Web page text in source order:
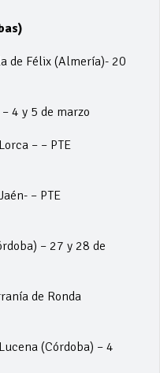
de Félix (Almería)- 20
4 y 5 de marzo
– – PTE
– PTE
– 27 y 28 de
de Ronda
(Córdoba) – 4